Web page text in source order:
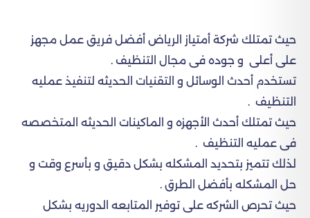
حيث تمتلك شركة أمتياز الرياض أفضل فريق عمل مجهز
على أعلى و جوده فى مجال التنظيف .
تستخدم أحدث الوسائل و التقنيات الحديثه لتنفيذ عمليه
التنظيف .
حيث تمتلك أحدث الأجهزه و الماكينات الحديثه المتخصصه
فى عمليه التنظيف .
لذلك تتميز بتحديد المشكله بشكل دقيق و بأسرع وقت و
حل المشكله بأفضل الطرق .
حيث تحرص الشركه على توفير المتابعه الدوريه بشكل